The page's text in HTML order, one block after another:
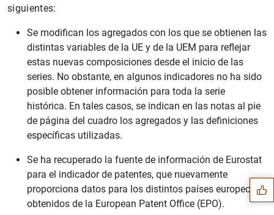
siguientes:
Se modifican los agregados con los que se obtienen las
distintas variables de la UE y de la UEM para reflejar
estas nuevas composiciones desde el inicio de las
series. No obstante, en algunos indicadores no ha sido
posible obtener información para toda la serie
histórica. En tales casos, se indican en las notas al pie
de página del cuadro los agregados y las definiciones
específicas utilizadas.
Se ha recuperado la fuente de información de Eurostat
para el indicador de patentes, que nuevamente
proporciona datos para los distintos países europeos,
obtenidos de la European Patent Office (EPO).
Sugerencias